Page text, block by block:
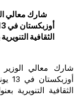
شارك معالي
الثقافية
شارك معالي
الثقافية